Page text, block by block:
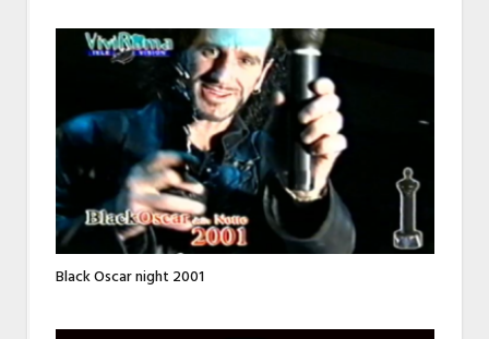
Black Oscar night 2001